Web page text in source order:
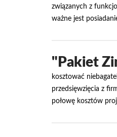
związanych z
ważne jest
"Pakiet
kosztować
przedsięwzięcia z
połowę kosztów